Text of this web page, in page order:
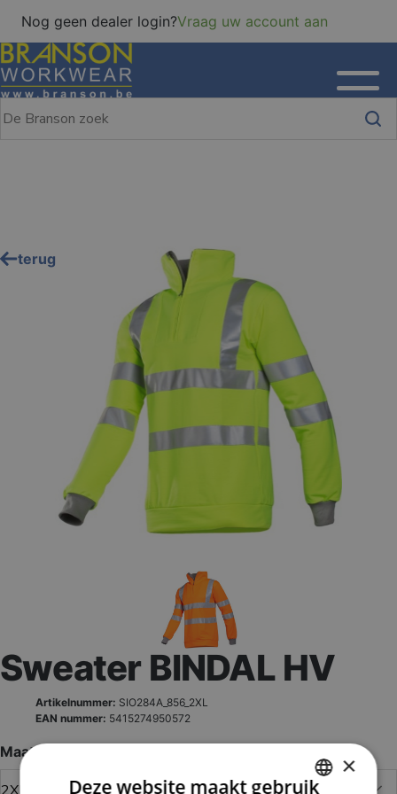
Nog geen dealer login?Vraag uw account aan
terug
Sweater BINDAL HV
Artikelnummer: SIO284A_856_2XL
EAN nummer: 5415274950572
Maat ×
Deze website maakt gebruik